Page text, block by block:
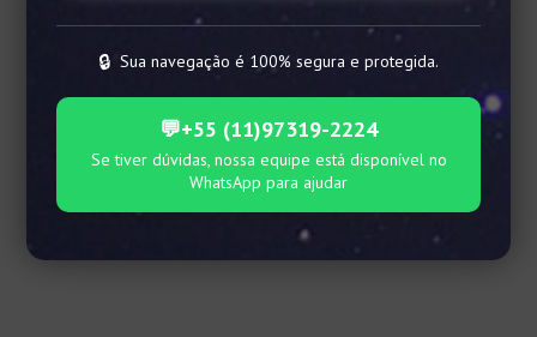
🔒 Sua navegação é 100% segura e protegida.
💬+55 (11)97319-2224
Se tiver dúvidas, nossa equipe está disponível no
WhatsApp para ajudar